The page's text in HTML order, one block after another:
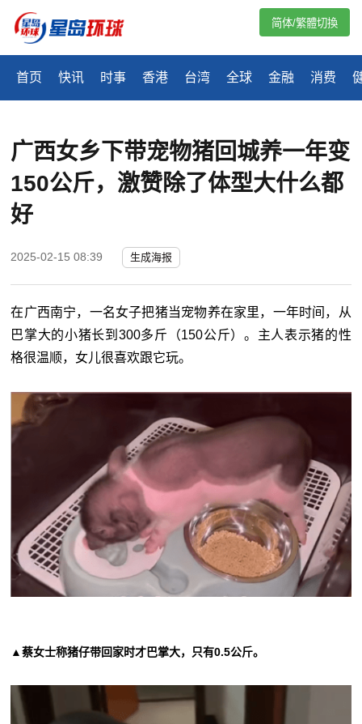
首页 快讯 时事 香港 台湾 全球 金融 消费
简体/繁體切換
广西女乡下带宠物猪回城养一年变
150公斤，激赞除了体型大什么都
好
2025-02-15 08:39 生成海报
在广西南宁，一名女子把猪当宠物养在家里，一年时间，从
巴掌大的小猪长到300多斤（150公斤）。主人表示猪的性
格很温顺，女儿很喜欢跟它玩。
▲蔡女士称猪仔带回家时才巴掌大，只有0.5公斤。